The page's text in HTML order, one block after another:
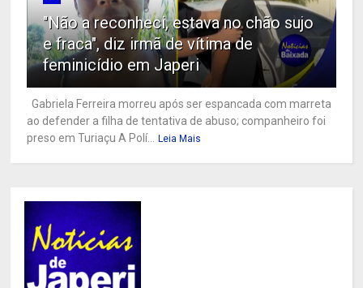
"Não a reconheci, estava no chão sujo
e fraca", diz irmã de vítima de
feminicídio em Japeri
Gabriela Ferreira morreu após ser espancada com marreta
ao defender a filha de tentativa de abuso; companheiro foi
preso em Turiaçu A Polí...
Leia Mais